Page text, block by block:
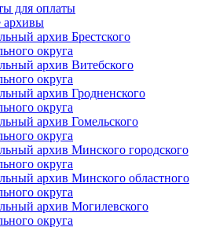
для оплаты
архивы
архив Брестского
округа
архив Витебского
округа
архив Гродненского
округа
архив Гомельского
округа
архив Минского городского
округа
архив Минского областного
округа
архив Могилевского
округа